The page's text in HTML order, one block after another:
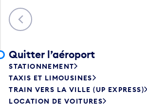
Précédent
Quitter l’aéroport
STATIONNEMENT
TAXIS ET LIMOUSINES
TRAIN VERS LA VILLE (UP EXPRESS)
LOCATION DE VOITURES